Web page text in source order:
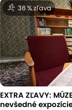
36 % zľava
EXTRA ZĽAVY:
nevšedné